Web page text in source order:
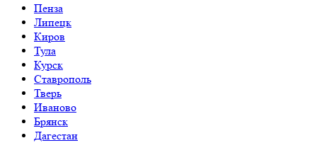
Пенза
Липецк
Киров
Тула
Курск
Ставрополь
Тверь
Иваново
Брянск
Дагестан